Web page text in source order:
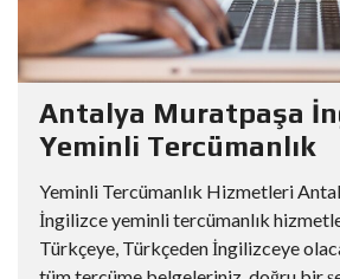
Antalya Muratpaşa
Yeminli Tercümanlık
Yeminli Tercümanlık Hizmetleri
İngilizce yeminli tercümanlık
Türkçeye, Türkçeden İngilizceye